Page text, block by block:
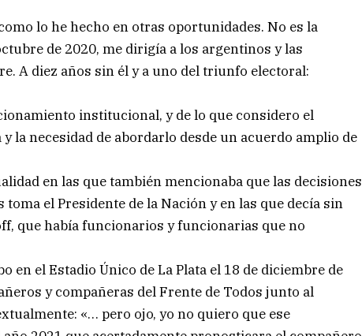
lo he hecho en otras oportunidades. No es la
de 2020, me dirigía a los argentinos y las
A diez años sin él y a uno del triunfo electoral:
institucional, y de lo que considero el
la necesidad de abordarlo desde un acuerdo amplio de
en las que también mencionaba que las decisiones
el Presidente de la Nación y en las que decía sin
que había funcionarios y funcionarias que no
en el Estadio Único de La Plata el 18 de diciembre de
y compañeras del Frente de Todos junto al
«… pero ojo, yo no quiero que ese